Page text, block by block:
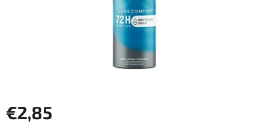
€2,85